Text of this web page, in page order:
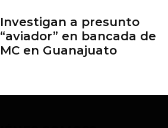
Investigan a presunto
“aviador” en bancada de
MC en Guanajuato